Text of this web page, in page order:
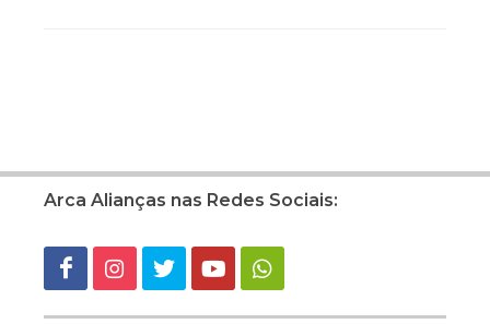
Arca Alianças nas Redes Sociais: